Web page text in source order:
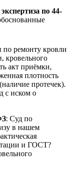
по 44-
ремонту кровли
кровельного
акт приёмки,
плотность
протечек).
с иском о
: Суд по
в нашем
и ГОСТ?